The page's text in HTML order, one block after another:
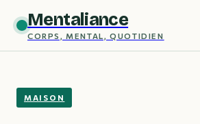
Mentaliance
CORPS, MENTAL, QUOTIDIEN
MAISON